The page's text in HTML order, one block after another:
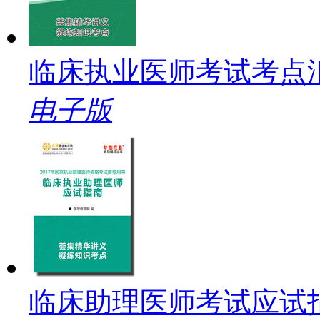
临床执业医师考试考点
电子版
临床助理医师考试应试